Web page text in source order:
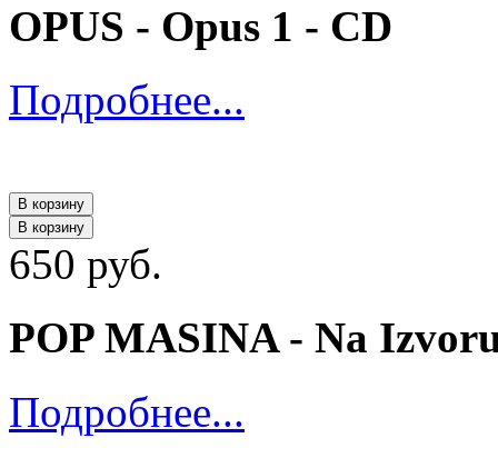
OPUS - Opus 1 - CD
Подробнее...
В корзину
В корзину
650 руб.
POP MASINA - Na
Подробнее...